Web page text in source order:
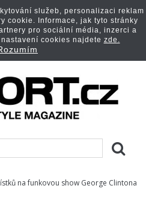
na funkovou show George Clintona
služeb, personalizaci reklam
cookie. Informace, jak tyto stránky
pro sociální média, inzerci a
cookies najdete zde.